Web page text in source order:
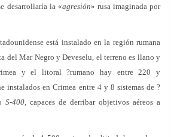
desarrollaría la «agresión» rusa imaginada por
está instalado en la región rumana
del Mar Negro y Deveselu, el terreno es llano y
y el litoral ?rumano hay entre 220 y
instalados en Crimea entre 4 y 8 sistemas de ?
S-400, capaces de derribar objetivos aéreos a